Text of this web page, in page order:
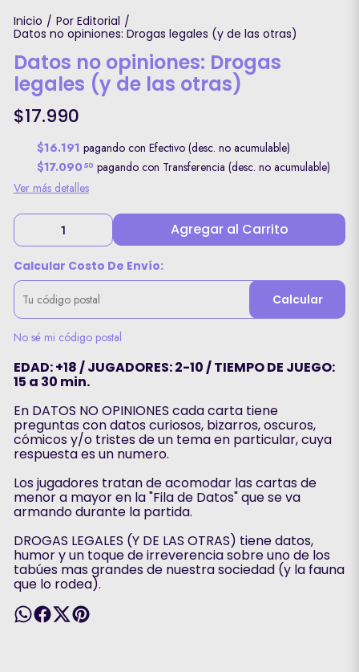
Inicio / Por Editorial /
Datos no opiniones: Drogas legales (y de las otras)
Datos no opiniones: Drogas
legales (y de las otras)
$17.990
$16.191 pagando con Efectivo (desc. no acumulable)
$17.090 50 pagando con Transferencia (desc. no acumulable)
Ver más detalles
Agregar al Carrito
Calcular Costo De Envío:
Calcular
No sé mi código postal
EDAD: +18 / JUGADORES: 2-10 / TIEMPO DE JUEGO:
15 a 30 min.
En DATOS NO OPINIONES cada carta tiene
preguntas con datos curiosos, bizarros, oscuros,
cómicos y/o tristes de un tema en particular, cuya
respuesta es un numero.
Los jugadores tratan de acomodar las cartas de
menor a mayor en la "Fila de Datos" que se va
armando durante la partida.
DROGAS LEGALES (Y DE LAS OTRAS) tiene datos,
humor y un toque de irreverencia sobre uno de los
tabúes mas grandes de nuestra sociedad (y la fauna
que lo rodea).